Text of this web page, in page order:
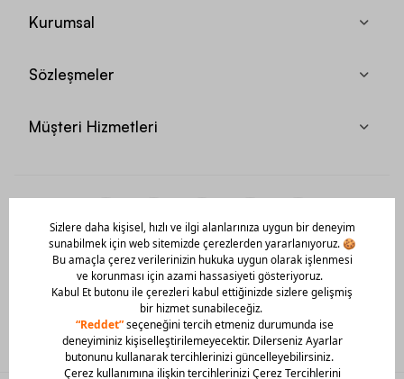
Kurumsal
Sözleşmeler
Müşteri Hizmetleri
Mobil Uygulamamızı Hemen İndir!